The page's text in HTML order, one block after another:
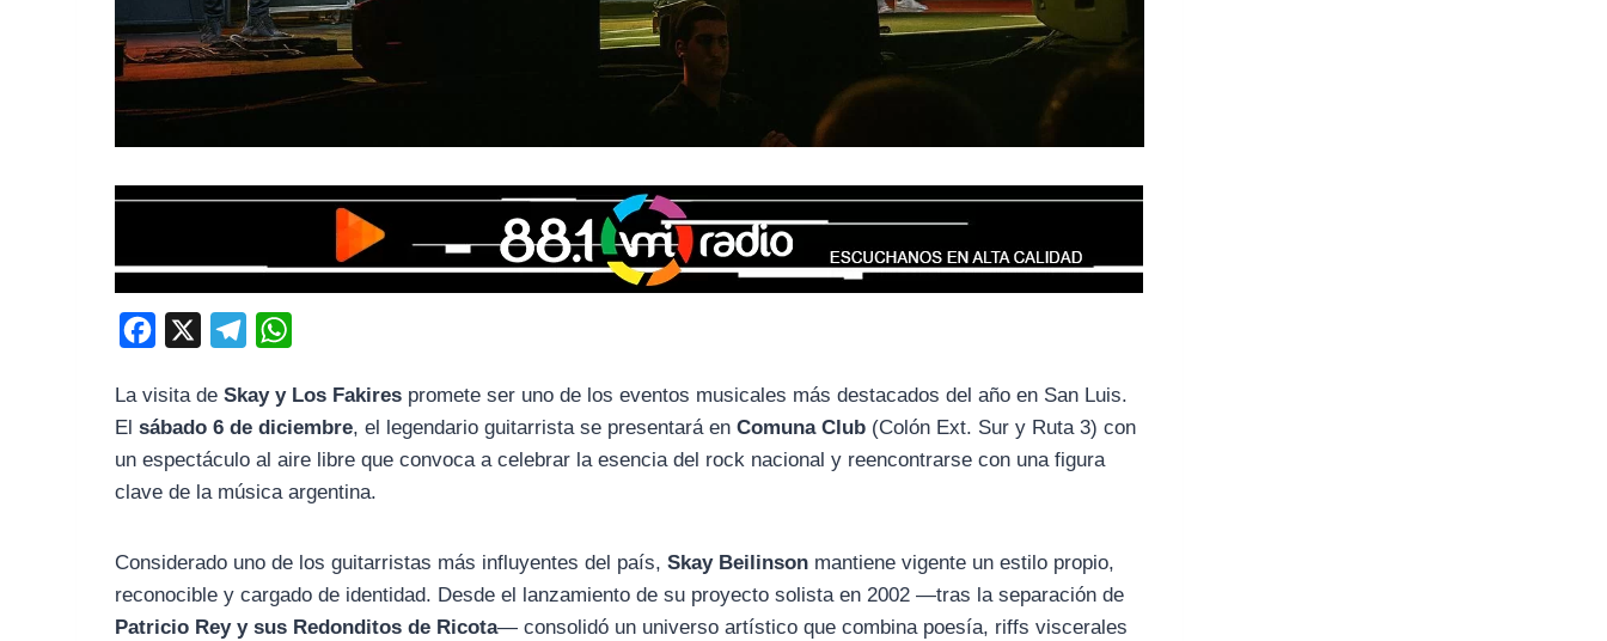
c
e
b
l
e
g
a
t
s
La visita deSkay y Los Fakires promete ser uno de los eventos musicales más destacados del año en San Luis.
Elsábado 6 de diciembre, el legendario guitarrista se presentará enComuna Club (Colón Ext. Sur y Ruta 3) con
un espectáculo al aire libre que convoca a celebrar la esencia del rock nacional y reencontrarse con una figura
clave de la música argentina.
Considerado uno de los guitarristas más influyentes del país,Skay Beilinson mantiene vigente un estilo propio,
reconocible y cargado de identidad. Desde el lanzamiento de su proyecto solista en 2002 —tras la separación de
Patricio Rey y sus Redonditos de Ricota— consolidó un universo artístico que combina poesía, riffs viscerales